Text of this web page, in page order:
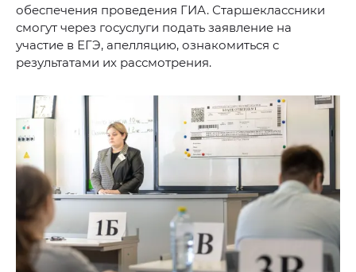
обеспечения проведения ГИА. Старшеклассники
смогут через госуслуги подать заявление на
участие в ЕГЭ, апелляцию, ознакомиться с
результатами их рассмотрения.